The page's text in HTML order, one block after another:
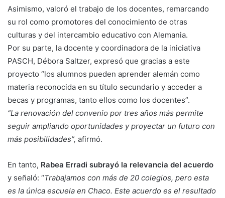
Asimismo, valoró el trabajo de los docentes, remarcando
su rol como promotores del conocimiento de otras
culturas y del intercambio educativo con Alemania.
Por su parte, la docente y coordinadora de la iniciativa
PASCH, Débora Saltzer, expresó que gracias a este
proyecto “los alumnos pueden aprender alemán como
materia reconocida en su título secundario y acceder a
becas y programas, tanto ellos como los docentes”.
“La renovación del convenio por tres años más permite
seguir ampliando oportunidades y proyectar un futuro con
más posibilidades”, afirmó.
En tanto, Rabea Erradi subrayó la relevancia del acuerdo
y señaló: “Trabajamos con más de 20 colegios, pero esta
es la única escuela en Chaco. Este acuerdo es el resultado